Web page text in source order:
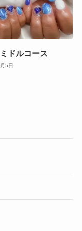
ドルコース
5日